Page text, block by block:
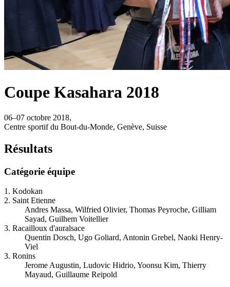
Coupe Kasahara 2018
06–07 octobre 2018,
Centre sportif du Bout-du-Monde, Genève, Suisse
Résultats
Catégorie équipe
1. Kodokan
2. Saint Etienne
Andres Massa, Wilfried Olivier, Thomas Peyroche, Gilliam
Sayad, Guilhem Voitellier
3. Racailloux d'auralsace
Quentin Dosch, Ugo Goliard, Antonin Grebel, Naoki Henry-
Viel
3. Ronins
Jerome Augustin, Ludovic Hidrio, Yoonsu Kim, Thierry
Mayaud, Guillaume Reipold